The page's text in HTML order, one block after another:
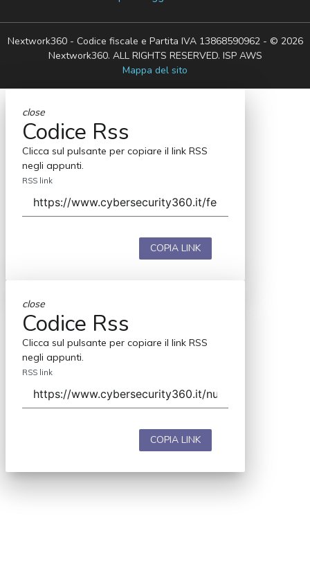
Nextwork360 - Codice fiscale e Partita IVA 13868590962 - © 2026
Nextwork360. ALL RIGHTS RESERVED. ISP AWS
Mappa del sito
close
Codice Rss
Clicca sul pulsante per copiare il link RSS
negli appunti.
RSS link
COPIA LINK
close
Codice Rss
Clicca sul pulsante per copiare il link RSS
negli appunti.
RSS link
COPIA LINK